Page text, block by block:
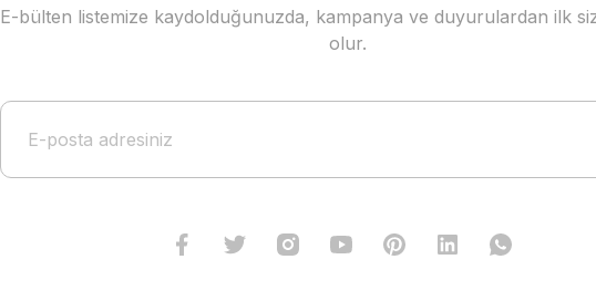
Gönder
E-bülten listemize kaydolduğunuzda, kampanya ve duyurulardan ilk
olur.